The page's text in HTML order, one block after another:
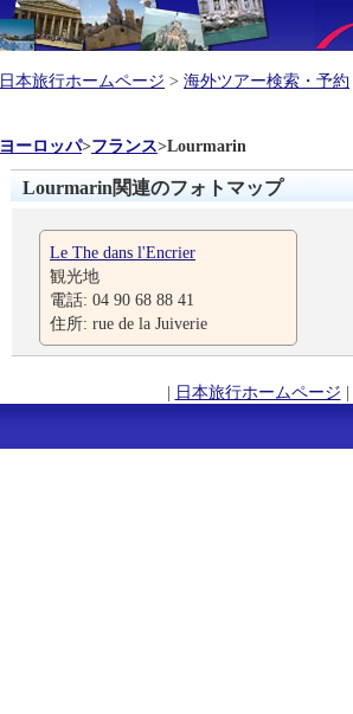
日本旅行ホームページ > 海外ツアー検索・予約
ヨーロッパ>フランス>Lourmarin
Lourmarin関連のフォトマップ
Le The dans l'Encrier
観光地
電話: 04 90 68 88 41
住所: rue de la Juiverie
| 日本旅行ホームページ |